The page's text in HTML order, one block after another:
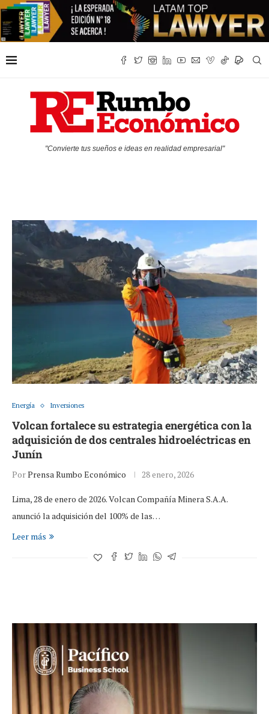
"Convierte tus sueños e ideas en realidad empresarial"
Energía Inversiones
Volcan fortalece su estrategia energética con la
adquisición de dos centrales hidroeléctricas en
Junín
PorPrensa Rumbo Económico 28 enero, 2026
Lima, 28 de enero de 2026. Volcan Compañía Minera S.A.A.
anunció la adquisición del 100% de las…
Leer más